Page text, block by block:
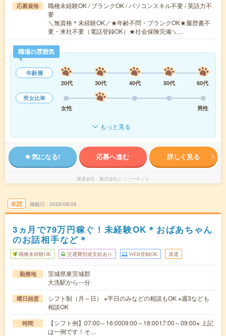
応募資格
職種未経験OK / ブランクOK / パソコンスキル不要 / 英語力不
要
＼無資格＊未経験OK／★年齢不問・ブランクOK★履歴書不
要・来社不要（電話登録OK）★社会保険完備＼…
職場の雰囲気
年齢層
20代
30代 40代 50代
60代
男女比率
女性
男性
もっと見る
気になる! 応募へ進む 詳しく見る
派遣会社 株式会社ニッソーネット
未読 掲載日 2026/08/05
3ヵ月で79万円稼ぐ！未経験OK＊おばあちゃん
のお話相手など＊
職種未経験OK 交通費別途支給あり WEB登録OK 派遣
勤務地
茨城県東茨城郡
大洗駅から---分
曜日頻度
シフト制（月～日） ※平日のみなどの相談もOK ※週3なども
相談OK
時間
【シフト例】07:00～16:0009:00～18:0017:00～09:00※ 上記
は一例です！そ…